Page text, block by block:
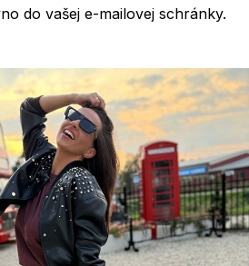
u
do vašej e-mailovej schránky.